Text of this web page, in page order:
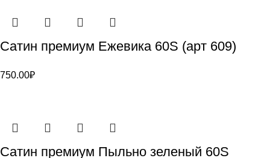
Сатин премиум Ежевика 60S (арт 609)
750.00₽
Сатин премиум Пыльно зеленый 60S